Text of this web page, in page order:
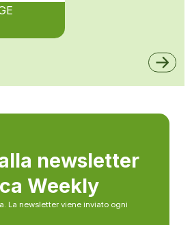
newsletter
Weekly
La newsletter viene inviato ogni